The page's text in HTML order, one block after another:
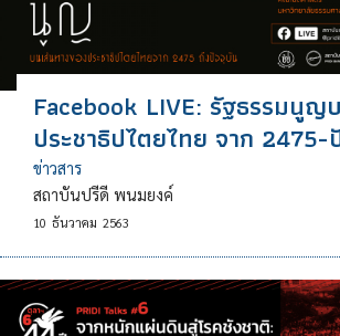
Facebook LIVE: รัฐธรรมนูญ
ประชาธิปไตยไทย จาก 2475-
ข่าวสาร
สถาบันปรีดี พนมยงค์
10 ธันวาคม 2563